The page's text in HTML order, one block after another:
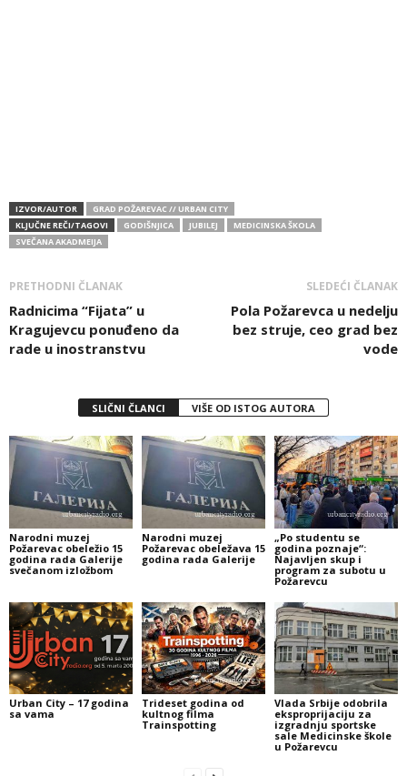
IZVOR/AUTOR
GRAD POŽAREVAC // URBAN CITY
KLJUČNE REČI/TAGOVI
GODIŠNJICA JUBILEJ
MEDICINSKA ŠKOLA
SVEČANA AKADMEIJA
PRETHODNI ČLANAK
Radnicima “Fijata” u
Kragujevcu ponuđeno da
rade u inostranstvu
SLEDEĆI ČLANAK
Pola Požarevca u nedelju
bez struje, ceo grad bez
vode
SLIČNI ČLANCI VIŠE OD ISTOG AUTORA
Narodni muzej
Požarevac obeležio 15
godina rada Galerije
svečanom izložbom
Narodni muzej
Požarevac obeležava 15
godina rada Galerije
„Po studentu se
godina poznaje“:
Najavljen skup i
program za subotu u
Požarevcu
Urban City – 17 godina
sa vama
Trideset godina od
kultnog filma
Trainspotting
Vlada Srbije odobrila
eksproprijaciju za
izgradnju sportske
sale Medicinske škole
u Požarevcu